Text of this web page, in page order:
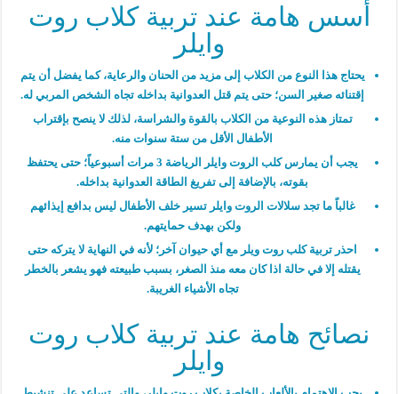
أسس هامة عند تربية كلاب روت
وايلر
يحتاج هذا النوع من الكلاب إلى مزيد من الحنان والرعاية، كما يفضل أن يتم
إقتنائه صغير السن؛ حتى يتم قتل العدوانية بداخله تجاه الشخص المربي له.
تمتاز هذه النوعية من الكلاب بالقوة والشراسة، لذلك لا ينصح بإقتراب
الأطفال الأقل من ستة سنوات منه.
يجب أن يمارس كلب الروت وايلر الرياضة 3 مرات أسبوعياً؛ حتى يحتفظ
بقوته، بالإضافة إلى تفريغ الطاقة العدوانية بداخله.
غالباً ما تجد سلالات الروت وايلر تسير خلف الأطفال ليس بدافع إيذائهم
ولكن بهدف حمايتهم.
احذر تربية كلب روت ويلر مع أي حيوان آخر؛ لأنه في النهاية لا يتركه حتى
يقتله إلا في حالة اذا كان معه منذ الصغر، بسبب طبيعته فهو يشعر بالخطر
تجاه الأشياء الغريبة.
نصائح هامة عند تربية كلاب روت
وايلر